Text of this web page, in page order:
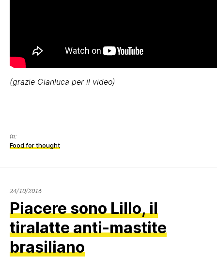
(grazie Gianluca per il video)
in:
Food for thought
24/10/2016
Piacere sono Lillo, il
tiralatte anti-mastite
brasiliano